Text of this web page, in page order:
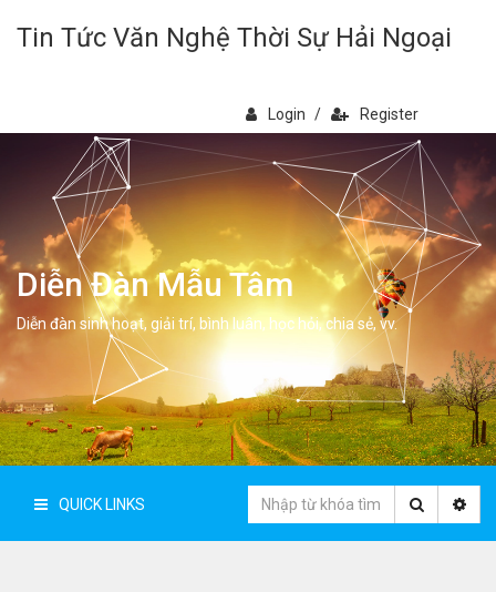
Tin Tức Văn Nghệ Thời Sự Hải Ngoại
Login / Register
Diễn Đàn Mẫu Tâm
Diễn đàn sinh hoạt, giải trí, bình luân, học hỏi, chia sẻ, vv.
QUICK LINKS